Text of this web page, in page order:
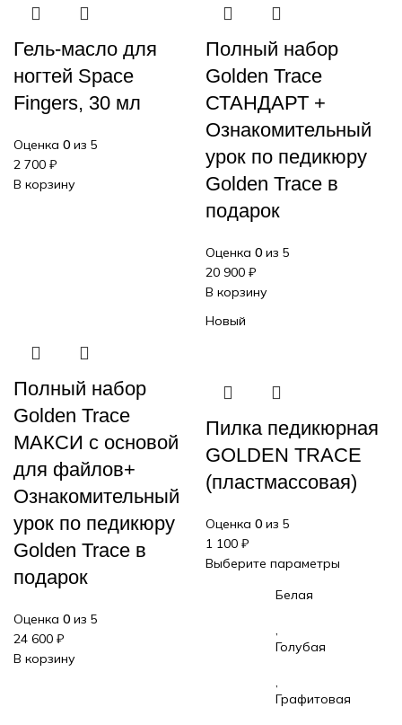
Гель-масло для
ногтей Space
Fingers, 30 мл
Оценка 0 из 5
2 700 ₽
В корзину
Полный набор
Golden Trace
СТАНДАРТ +
Ознакомительный
урок по педикюру
Golden Trace в
подарок
Оценка 0 из 5
20 900 ₽
В корзину
Полный набор
Golden Trace
МАКСИ с основой
для файлов+
Ознакомительный
урок по педикюру
Golden Trace в
подарок
Оценка 0 из 5
24 600 ₽
В корзину
Новый
Пилка педикюрная
GOLDEN TRACE
(пластмассовая)
Оценка 0 из 5
1 100 ₽
Выберите параметры
Белая
,
Голубая
,
Графитовая